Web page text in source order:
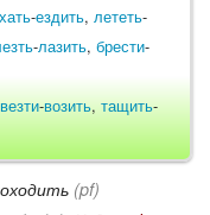
-ездить лететь-
-лазить брести-
везти-возить,тащить-
(pf)